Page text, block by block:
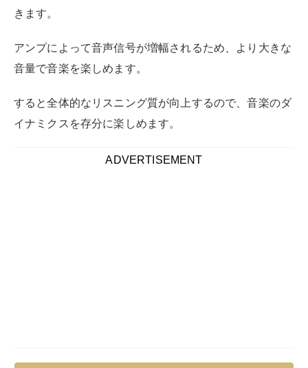
きます。
アンプによって音声信号が増幅されるため、より大きな
音量で音楽を楽しめます。
すると全体的なリスニング質が向上するので、音楽のダ
イナミクスを存分に楽しめます。
ADVERTISEMENT